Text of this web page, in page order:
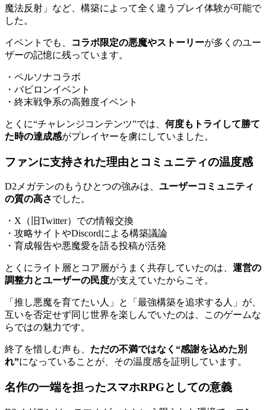
魔法反射」など、構築によって全く違うプレイ体験が可能で
した。
イベントでも、 コラボ限定の悪魔やストーリーが多くのユー
ザーの記憶に残っています。
・ペルソナコラボ
・バビロンイベント
・終末戦争系の高難度イベント
とくに“チャレンジコンテンツ”では、 何度もトライして勝て
た時の達成感がプレイヤーを虜にしていました。
ファンに支持された理由とコミュニティの温度感
D2メガテンのもうひとつの強みは、 ユーザーコミュニティ
の質の高さでした。
・X（旧Twitter）での情報交換
・攻略サイトやDiscordによる構築議論
・育成報告や悪魔愛を語る投稿が活発
とくにライト層とコア層がうまく共存していたのは、 運営の
調整力とユーザーの民度が支えていたからこそ。
「推し悪魔を育てたい人」と「最強構築を追求する人」が、
互いを否定せず同じ世界を楽しんでいたのは、このゲームな
らではの魅力です。
終了を惜しむ声も、 ただの不満ではなく“感謝を込めた別
れ”になっていることが、その温度感を証明しています。
名作の一端を担ったスマホRPGとしての意義